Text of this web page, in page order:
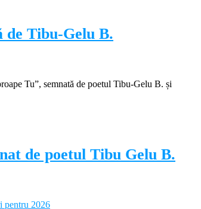
de Tibu-Gelu B.
Tu”, semnată de poetul Tibu-Gelu B. și
de poetul Tibu Gelu B.